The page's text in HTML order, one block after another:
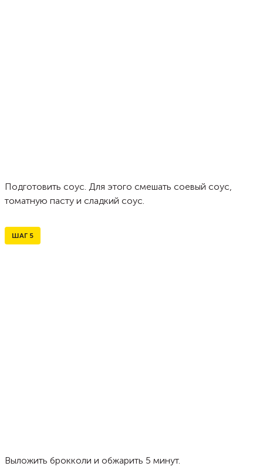
Подготовить соус. Для этого смешать соевый соус,
томатную пасту и сладкий соус.
ШАГ 5
Выложить брокколи и обжарить 5 минут.